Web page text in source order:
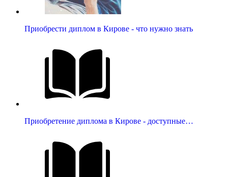
Приобрести диплом в Кирове - что нужно знать
Приобретение диплома в Кирове - доступные…